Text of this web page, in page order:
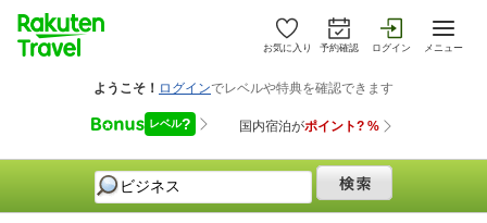
お気に入り 予約確認 ログイン メニュー